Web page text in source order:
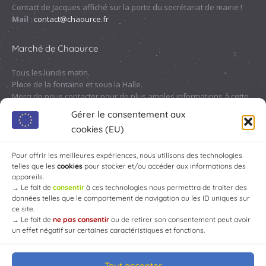
Gérer le consentement aux
cookies (EU)
Pour offrir les meilleures expériences, nous utilisons des technologies
telles que les cookies pour stocker et/ou accéder aux informations des
appareils.
→ Le fait de consentir à ces technologies nous permettra de traiter des
données telles que le comportement de navigation ou les ID uniques sur
ce site.
→ Le fait de ne pas consentir ou de retirer son consentement peut avoir
un effet négatif sur certaines caractéristiques et fonctions.
Contact de Jacques affiché sur la porte du secrétariat de mairie !
Mail : contact@chaource.fr
Marché de Chaource
Tous les lundis matin.
Place de la fontaine et sous la Halle.
Merci de nous contacter pour de plus amples informations à cette